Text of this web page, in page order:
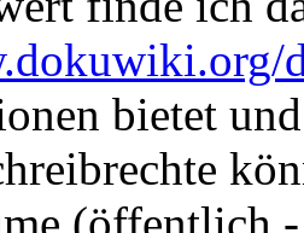
bietet